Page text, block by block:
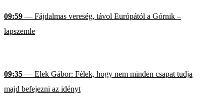
09:59 — Fájdalmas vereség, távol Európától a Górnik –
lapszemle
09:35 — Elek Gábor: Félek, hogy nem minden csapat tudja
majd befejezni az idényt